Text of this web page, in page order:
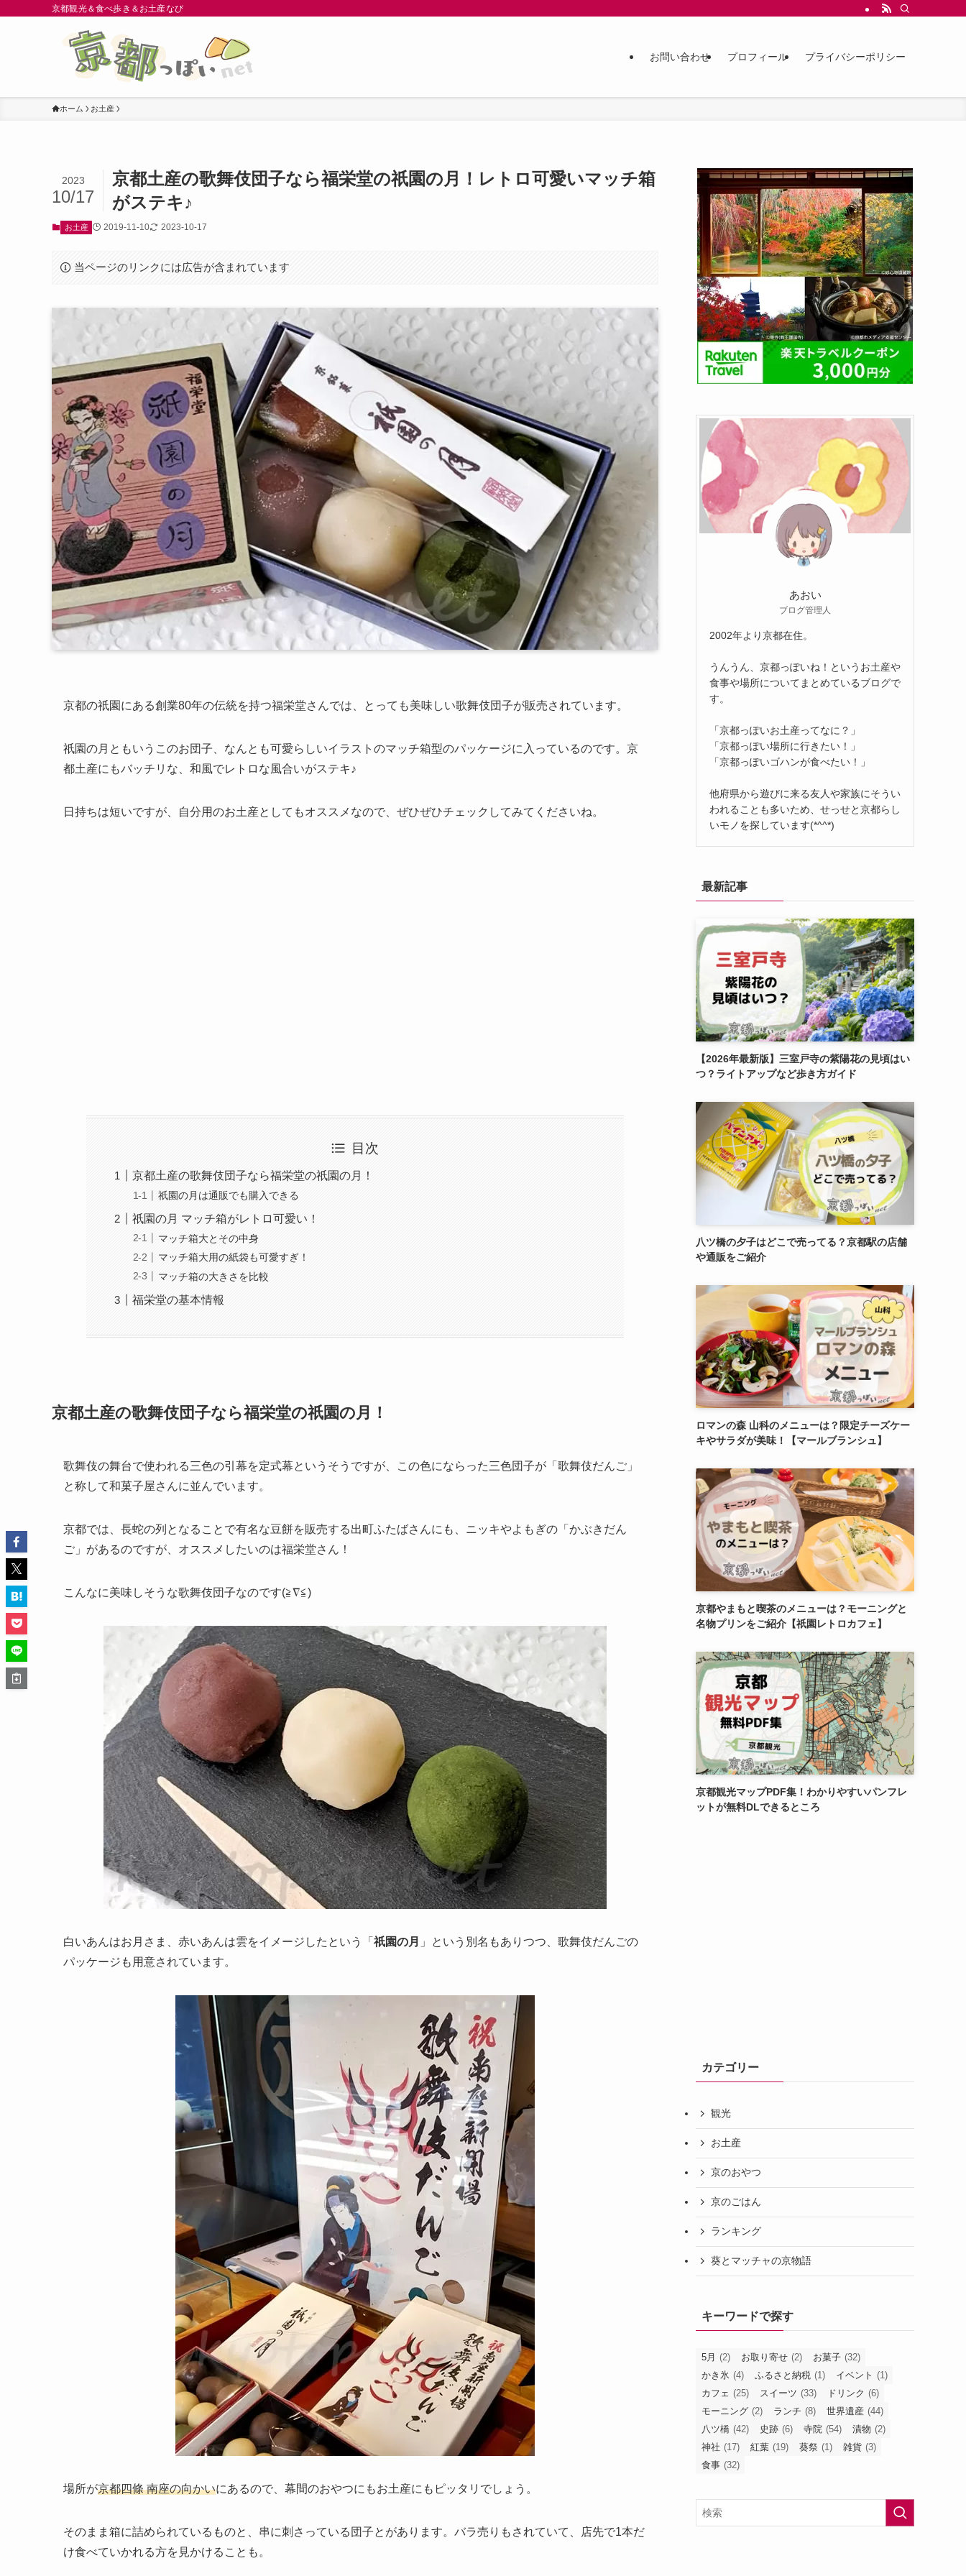
京都観光＆食べ歩き＆お土産なび
お問い合わせ プロフィール プライバシーポリシー
ホーム お土産
京都土産の歌舞伎団子なら福栄堂の祇園の月！レトロ可愛いマッチ箱
がステキ♪
2023
10/17
お土産 2019-11-10 2023-10-17
当ページのリンクには広告が含まれています
京都の祇園にある創業80年の伝統を持つ福栄堂さんでは、とっても美味しい歌舞伎団子が販売されています。
祇園の月ともいうこのお団子、なんとも可愛らしいイラストのマッチ箱型のパッケージに入っているのです。京
都土産にもバッチリな、和風でレトロな風合いがステキ♪
日持ちは短いですが、自分用のお土産としてもオススメなので、ぜひぜひチェックしてみてくださいね。
目次
京都土産の歌舞伎団子なら福栄堂の祇園の月！
祇園の月は通販でも購入できる
祇園の月 マッチ箱がレトロ可愛い！
マッチ箱大とその中身
マッチ箱大用の紙袋も可愛すぎ！
マッチ箱の大きさを比較
福栄堂の基本情報
京都土産の歌舞伎団子なら福栄堂の祇園の月！
歌舞伎の舞台で使われる三色の引幕を定式幕というそうですが、この色にならった三色団子が「歌舞伎だんご」
と称して和菓子屋さんに並んでいます。
京都では、長蛇の列となることで有名な豆餅を販売する出町ふたばさんにも、ニッキやよもぎの「かぶきだん
ご」があるのですが、オススメしたいのは福栄堂さん！
こんなに美味しそうな歌舞伎団子なのです(≧∇≦)
白いあんはお月さま、赤いあんは雲をイメージしたという「 祇園の月 」という別名もありつつ、歌舞伎だんごの
パッケージも用意されています。
場所が京都四條 南座の向かいにあるので、幕間のおやつにもお土産にもピッタリでしょう。
そのまま箱に詰められているものと、串に刺さっている団子とがあります。バラ売りもされていて、店先で1本だ
け食べていかれる方を見かけることも。
あおい
ブログ管理人
2002年より京都在住。
うんうん、京都っぽいね！というお土産や
食事や場所についてまとめているブログで
す。
「京都っぽいお土産ってなに？」
「京都っぽい場所に行きたい！」
「京都っぽいゴハンが食べたい！」
他府県から遊びに来る友人や家族にそうい
われることも多いため、せっせと京都らし
いモノを探しています(*^^*)
最新記事
【2026年最新版】三室戸寺の紫陽花の見頃はい
つ？ライトアップなど歩き方ガイド
八ツ橋の夕子はどこで売ってる？京都駅の店舗
や通販をご紹介
ロマンの森 山科のメニューは？限定チーズケー
キやサラダが美味！【マールブランシュ】
京都やまもと喫茶のメニューは？モーニングと
名物プリンをご紹介【祇園レトロカフェ】
京都観光マップPDF集！わかりやすいパンフレ
ットが無料DLできるところ
カテゴリー
観光
お土産
京のおやつ
京のごはん
ランキング
葵とマッチャの京物語
キーワードで探す
5月 (2) お取り寄せ (2) お菓子 (32)
かき氷 (4) ふるさと納税 (1) イベント (1)
カフェ (25) スイーツ (33) ドリンク (6)
モーニング (2) ランチ (8) 世界遺産 (44)
八ツ橋 (42) 史跡 (6) 寺院 (54) 漬物 (2)
神社 (17) 紅葉 (19) 葵祭 (1) 雑貨 (3)
食事 (32)